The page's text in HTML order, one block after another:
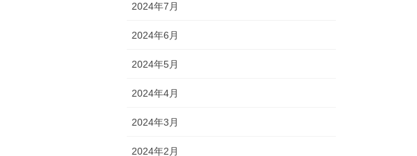
2024年7月
2024年6月
2024年5月
2024年4月
2024年3月
2024年2月